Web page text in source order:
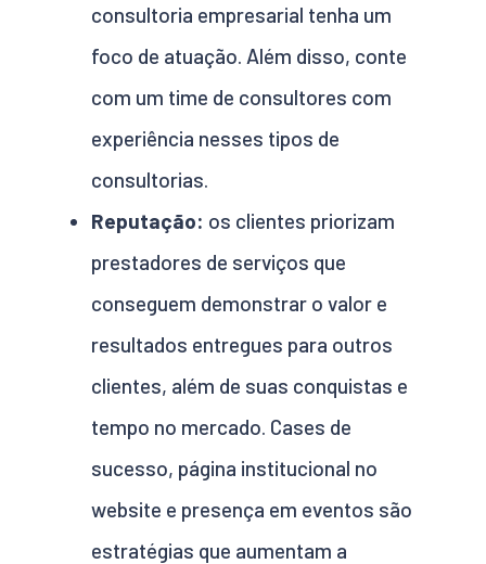
consultoria empresarial tenha um
foco de atuação. Além disso, conte
com um time de consultores com
experiência nesses tipos de
consultorias.
Reputação: os clientes priorizam
prestadores de serviços que
conseguem demonstrar o valor e
resultados entregues para outros
clientes, além de suas conquistas e
tempo no mercado. Cases de
sucesso, página institucional no
website e presença em eventos são
estratégias que aumentam a